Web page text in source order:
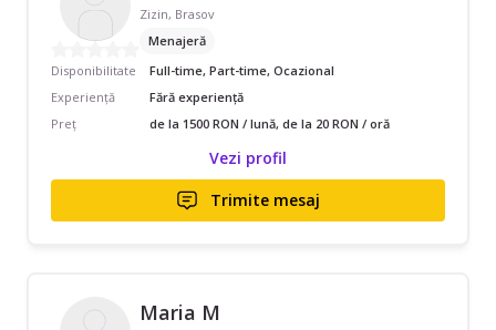
Zizin, Brasov
Menajeră
Disponibilitate
Full-time, Part-time, Ocazional
Experiență
Fără experiență
Preț
de la 1500 RON / lună, de la 20 RON / oră
Vezi profil
Trimite mesaj
Maria M